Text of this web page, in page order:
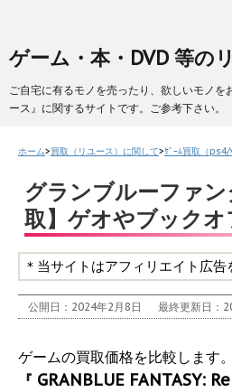
ゲーム・本・DVD 等の
ご自宅に有るモノを売ったり、欲しいモノを
ース』に関するサイトです。ご参考下さい。
ホーム>買取（リユース）に関して>ｹﾞｰﾑ買取（ps4/
グランブルーファ
取】ゲオやブック
＊当サイトはアフィリエイト広
公開日：2024年2月8日 最終更新日：
ゲームの買取価格を比較します
『 GRANBLUE FANTASY: